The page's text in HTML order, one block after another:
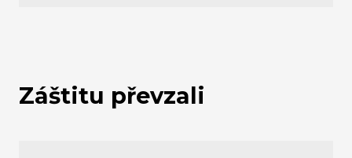
Záštitu převzali